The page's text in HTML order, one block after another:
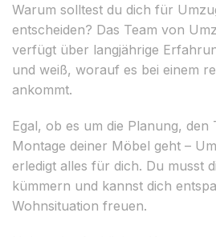
Warum solltest du dich für
entscheiden? Das Team von
verfügt über langjährige
und weiß, worauf es bei einem
ankommt.
Egal, ob es um die Planung, den
Montage deiner Möbel geht –
erledigt alles für dich. Du musst
kümmern und kannst dich
Wohnsituation freuen.